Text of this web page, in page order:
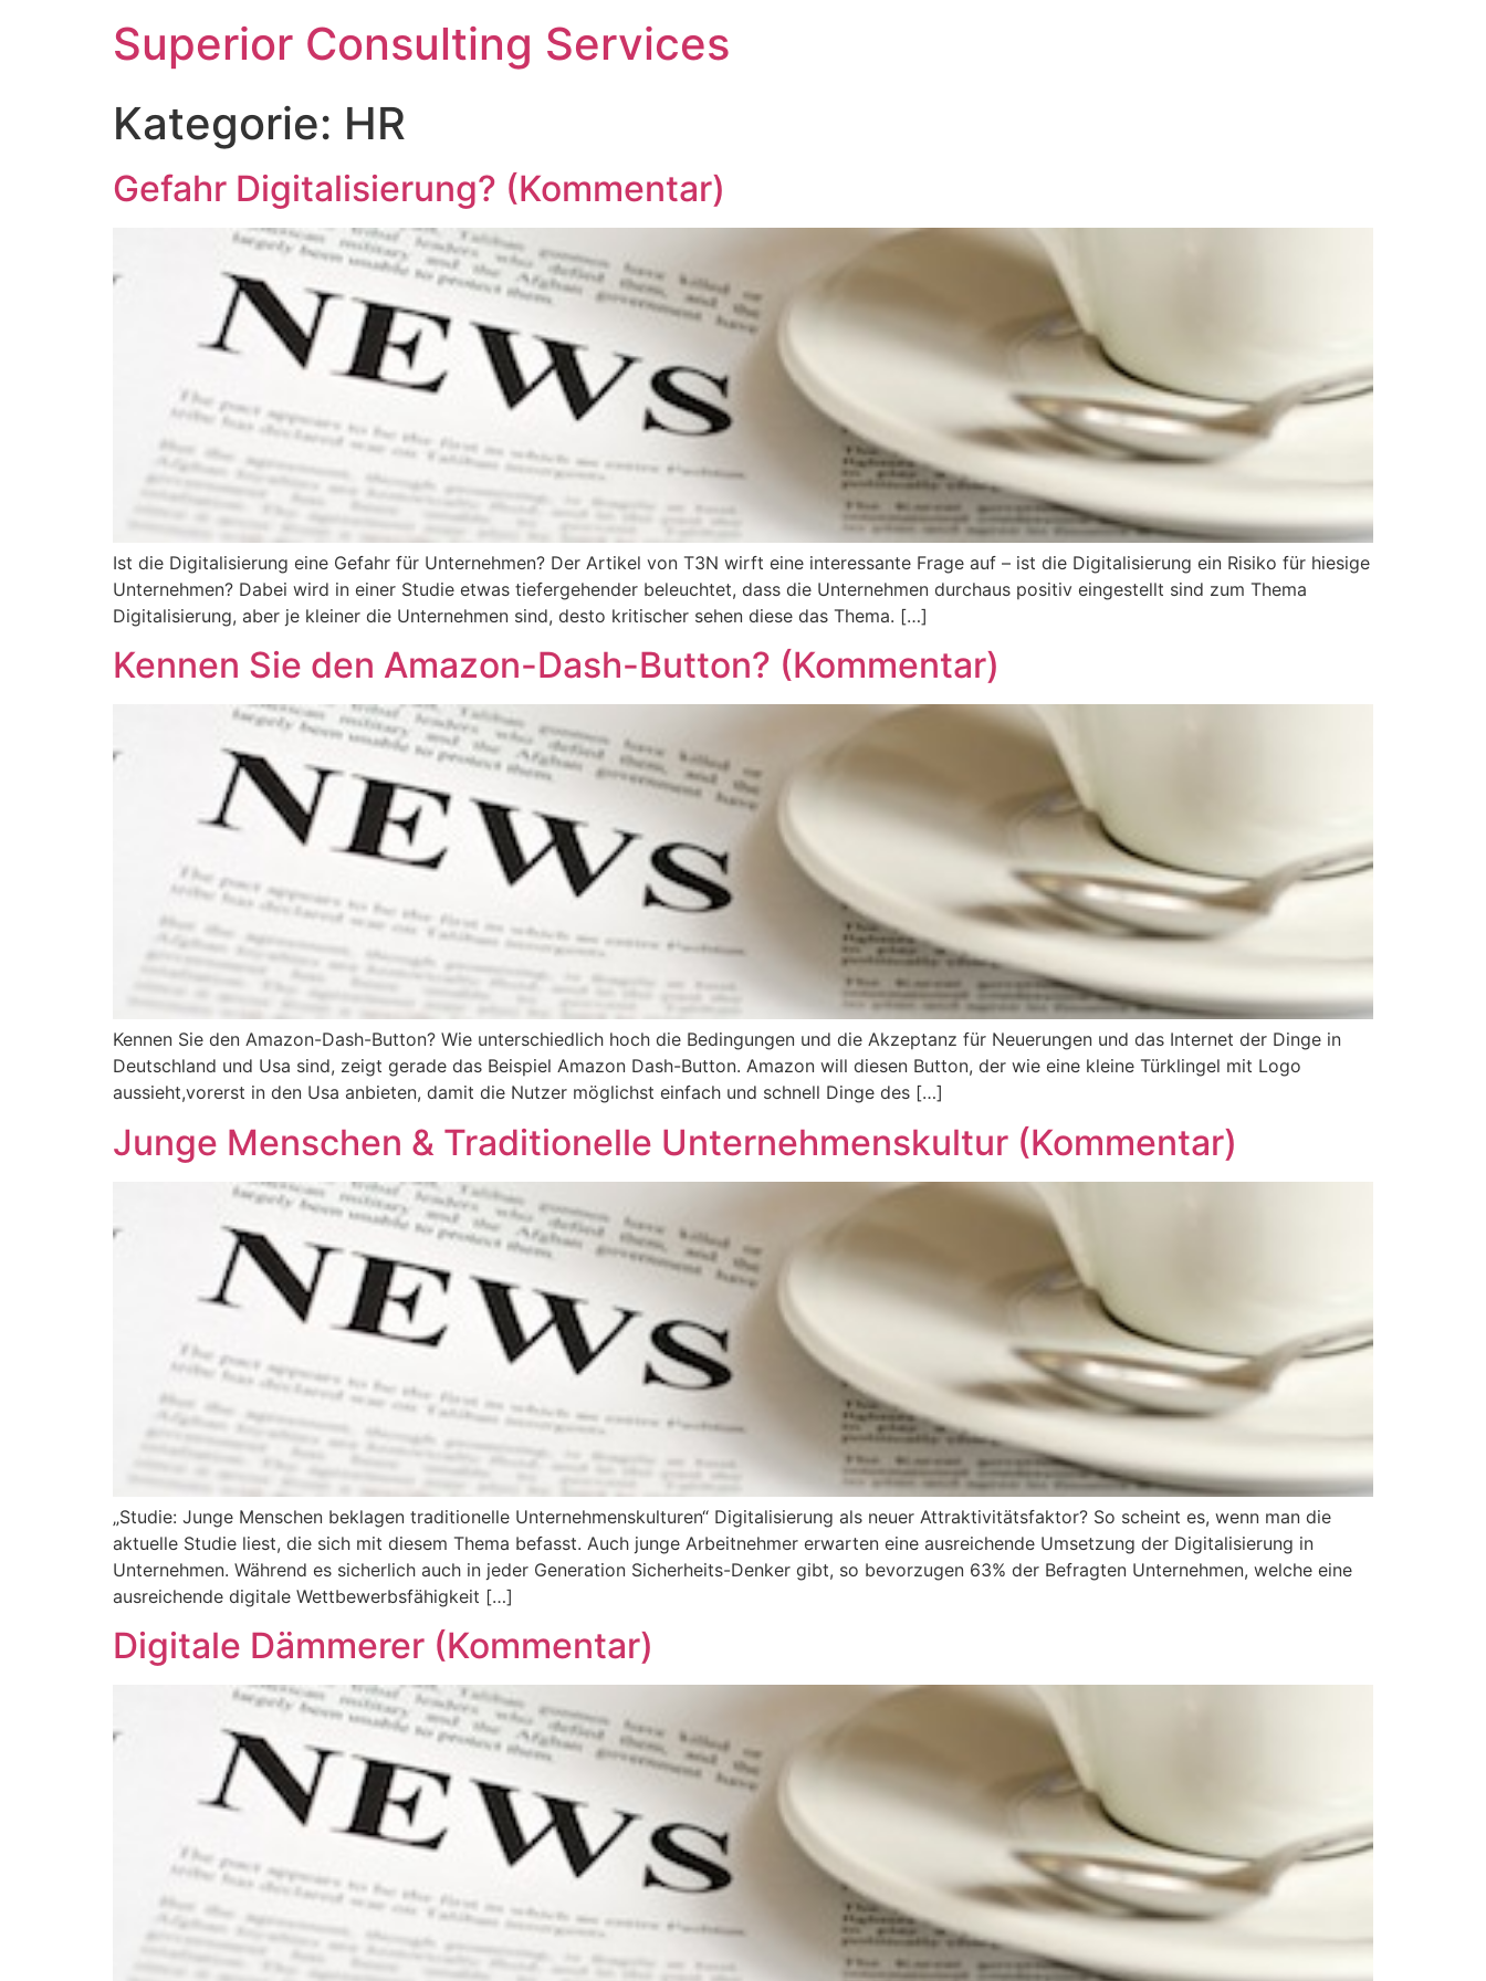
Superior Consulting Services
Kategorie: HR
Gefahr Digitalisierung? (Kommentar)
Ist die Digitalisierung eine Gefahr für Unternehmen? Der Artikel von T3N wirft eine interessante Frage auf – ist die Digitalisierung ein Risiko für hiesige
Unternehmen? Dabei wird in einer Studie etwas tiefergehender beleuchtet, dass die Unternehmen durchaus positiv eingestellt sind zum Thema
Digitalisierung, aber je kleiner die Unternehmen sind, desto kritischer sehen diese das Thema. […]
Kennen Sie den Amazon-Dash-Button? (Kommentar)
Kennen Sie den Amazon-Dash-Button? Wie unterschiedlich hoch die Bedingungen und die Akzeptanz für Neuerungen und das Internet der Dinge in
Deutschland und Usa sind, zeigt gerade das Beispiel Amazon Dash-Button. Amazon will diesen Button, der wie eine kleine Türklingel mit Logo
aussieht,vorerst in den Usa anbieten, damit die Nutzer möglichst einfach und schnell Dinge des […]
Junge Menschen & Traditionelle Unternehmenskultur (Kommentar)
„Studie: Junge Menschen beklagen traditionelle Unternehmenskulturen“ Digitalisierung als neuer Attraktivitätsfaktor? So scheint es, wenn man die
aktuelle Studie liest, die sich mit diesem Thema befasst. Auch junge Arbeitnehmer erwarten eine ausreichende Umsetzung der Digitalisierung in
Unternehmen. Während es sicherlich auch in jeder Generation Sicherheits-Denker gibt, so bevorzugen 63% der Befragten Unternehmen, welche eine
ausreichende digitale Wettbewerbsfähigkeit […]
Digitale Dämmerer (Kommentar)